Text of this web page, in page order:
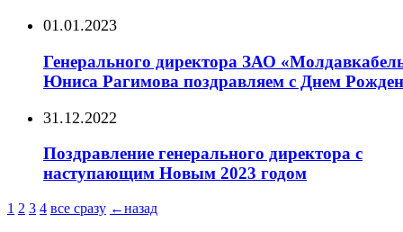
01.01.2023
Генерального директора ЗАО
Юниса Рагимова поздравляем с Днем
31.12.2022
Поздравление генерального директора с
наступающим Новым 2023 годом
1 2 3 4 все сразу ←назад